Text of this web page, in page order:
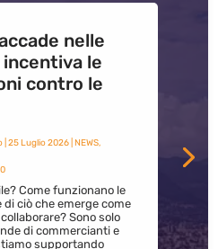
nelle
le
contro le
| 25 Luglio 2026| NEWS,
Come funzionano le
di ciò che emerge come
Sono solo
di commercianti e
supportando